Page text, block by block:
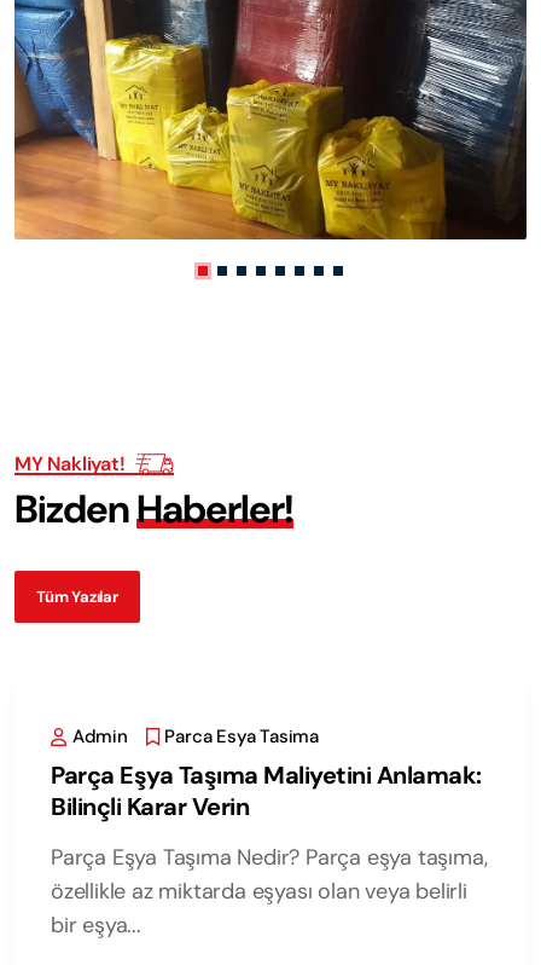
MY Nakliyat!
BizdenHaberler!
Tüm Yazılar
Admin Parca Esya Tasima
Parça Eşya Taşıma Maliyetini Anlamak:
Bilinçli Karar Verin
Parça Eşya Taşıma Nedir? Parça eşya taşıma,
özellikle az miktarda eşyası olan veya belirli
bir eşya...